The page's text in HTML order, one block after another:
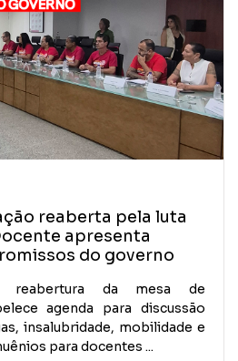
reaberta pela luta
apresenta
do governo
reabertura da mesa de
agenda para discussão
insalubridade, mobilidade e
para docentes ...